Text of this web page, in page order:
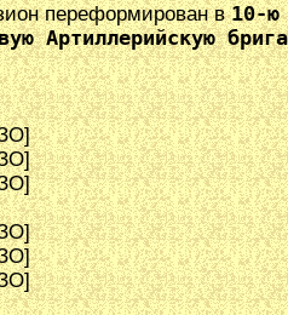
переформирован в10-ю
Артиллерийскую